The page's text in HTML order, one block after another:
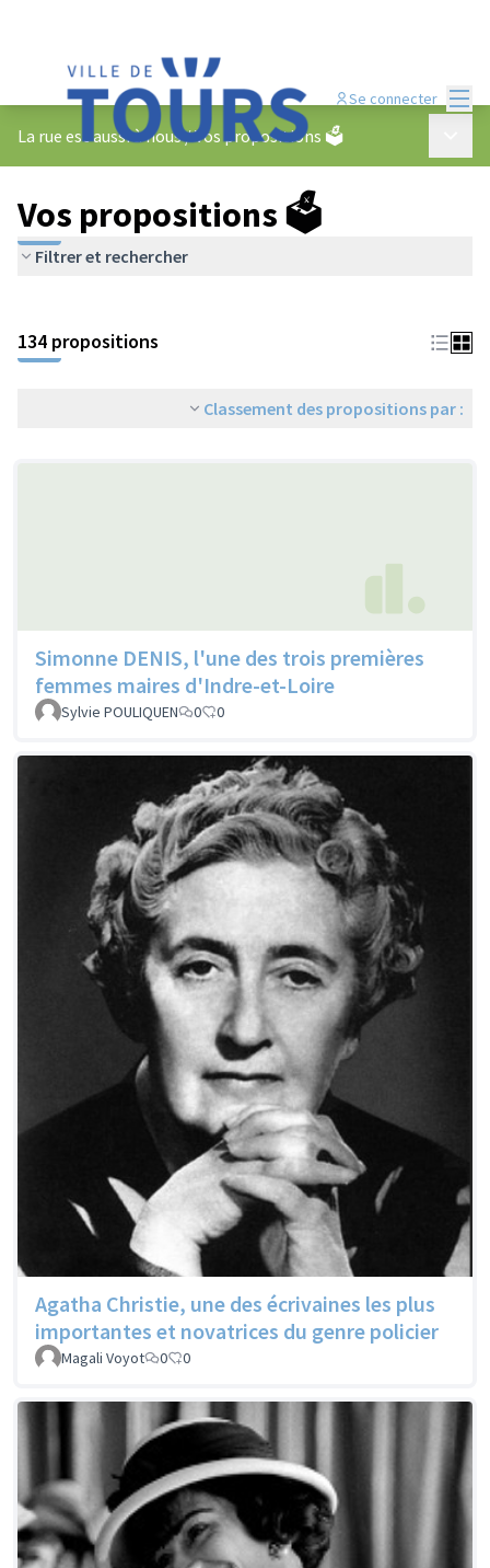
Se connecter
La rue est aussi à nous/Vos propositions 🗳️
Vos propositions 🗳️
Filtrer et rechercher
134 propositions
Classement des propositions par :
Simonne DENIS, l'une des trois premières
femmes maires d'Indre-et-Loire
Sylvie POULIQUEN 0 0
Agatha Christie, une des écrivaines les plus
importantes et novatrices du genre policier
Magali Voyot 0 0